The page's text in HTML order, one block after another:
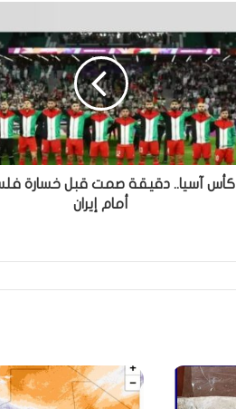
كأس آسيا.. دقيقة صمت قبل خسارة
أمام إيران